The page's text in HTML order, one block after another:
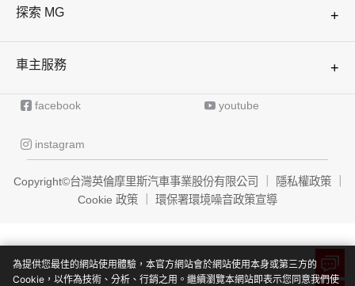
G50 PLUS
品牌介紹
探索 MG +
最新活動消息
最新購車優惠
車主經驗分享
車主服務 +
車輛管理
會員資料
 facebook  youtube
 instagram
Copyright©台灣英倫摩里斯汽車事業股份有限公司 隱私權政策
Cookie 政策
環保署環境噪音政策宣導
為提供您最佳的網站使用體驗，本官方網站會於網站使用本身或第三方的
Cookie，以作為技術、分析、行銷之用。繼續瀏覽本網站即表示您同意我們使